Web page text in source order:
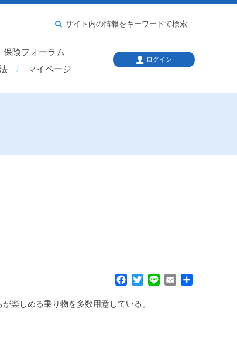
保険フォーラム
マイページ
サイト内の情報をキーワードで検索
ログイン
c
楽しめる乗り物を多数用意している。